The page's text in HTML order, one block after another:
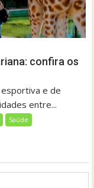
confira os
e de
entre...
Saúde